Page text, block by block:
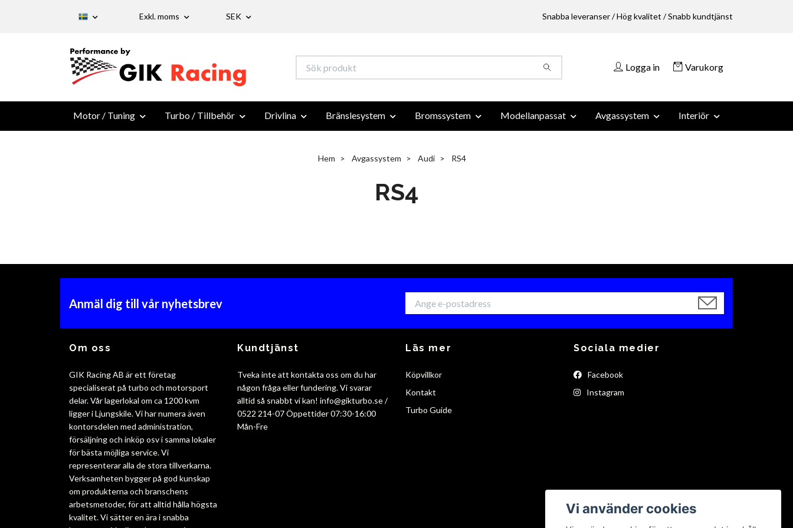
Exkl. moms SEK Snabba leveranser / Hög kvalitet / Snabb kundtjänst
Logga in Varukorg
Motor / Tuning Turbo / Tillbehör Drivlina Bränslesystem Bromssystem Modellanpassat Avgassystem Interiör
Hem Avgassystem Audi RS4
RS4
Anmäl dig till vår nyhetsbrev
Om oss
GIK Racing AB är ett företag
specialiserat på turbo och motorsport
delar. Vår lagerlokal om ca 1200 kvm
ligger i Ljungskile. Vi har numera även
kontorsdelen med administration,
försäljning och inköp osv i samma lokaler
för bästa möjliga service. Vi
representerar alla de stora tillverkarna.
Verksamheten bygger på god kunskap
om produkterna och branschens
arbetsmetoder, för att alltid hålla högsta
kvalitet. Vi sätter en ära i snabba
Kundtjänst
Tveka inte att kontakta oss om du har
någon fråga eller fundering. Vi svarar
alltid så snabbt vi kan! info@gikturbo.se/
0522 214-07 Öppettider 07:30-16:00
Mån-Fre
Läs mer
Köpvillkor
Kontakt
Turbo Guide
Sociala medier
Facebook
Instagram
Vi använder cookies